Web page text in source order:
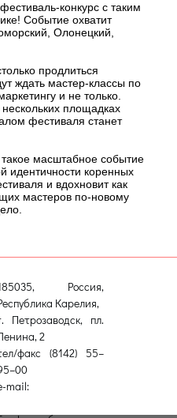
конкурс с таким
Событие охватит
Олонецкий,
продлиться
ждать мастер-классы по
и не только.
площадках
фестиваля станет
масштабное событие
идентичности коренных
и вдохновит как
мастеров по-новому
Россия,
Карелия,
Петрозаводск, пл.
2
факс (8142) 55–
mail: